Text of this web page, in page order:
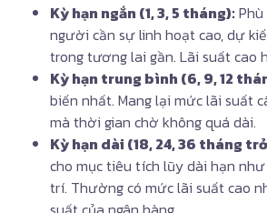
Kỳ hạn ngắn (1, 3, 5 tháng):
người cần sự linh hoạt cao, dự
trong tương lai gần. Lãi suất cao
Kỳ hạn trung bình (6, 9, 12
biến nhất. Mang lại mức lãi suất
mà thời gian chờ không quá dài.
Kỳ hạn dài (18, 24, 36 tháng
cho mục tiêu tích lũy dài hạn
trí. Thường có mức lãi suất cao